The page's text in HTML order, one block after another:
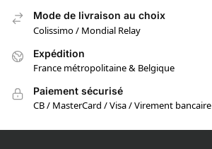
Mode de livraison au choix
Colissimo / Mondial Relay
Expédition
France métropolitaine & Belgique
Paiement sécurisé
CB / MasterCard / Visa / Virement bancaire